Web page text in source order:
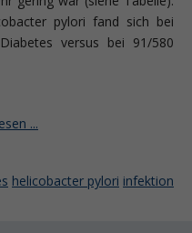
pylori fand sich bei
versus bei 91/580
...
helicobacter pylori infektion